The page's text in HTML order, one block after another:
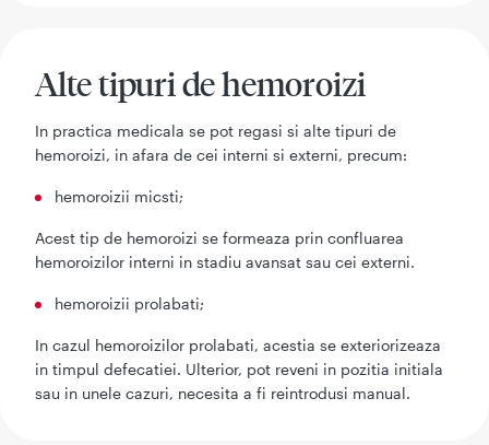
Alte tipuri de hemoroizi
In practica medicala se pot regasi si alte tipuri de
hemoroizi, in afara de cei interni si externi, precum:
hemoroizii micsti;
Acest tip de hemoroizi se formeaza prin confluarea
hemoroizilor interni in stadiu avansat sau cei externi.
hemoroizii prolabati;
In cazul hemoroizilor prolabati, acestia se exteriorizeaza
in timpul defecatiei. Ulterior, pot reveni in pozitia initiala
sau in unele cazuri, necesita a fi reintrodusi manual.